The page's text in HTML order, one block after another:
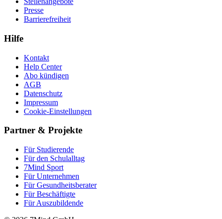
Presse
Barrierefreiheit
Hilfe
Kontakt
Help Center
Abo kündigen
AGB
Datenschutz
Impressum
Cookie-Einstellungen
Partner & Projekte
Für Stu­die­rende
Für den Schulalltag
7Mind Sport
Für Unter­neh­men
Für Gesund­heits­be­ra­ter
Für Beschäftigte
Für Auszubildende